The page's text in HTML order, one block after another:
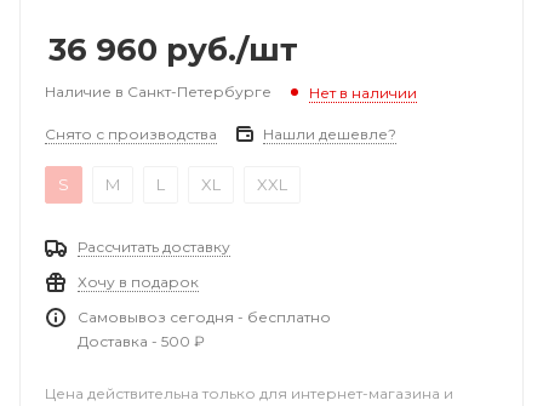
36 960 руб./шт
Наличие в Санкт-Петербурге Нет в наличии
Снято с производства Нашли дешевле?
S M L XL XXL
Рассчитать доставку
Хочу в подарок
Самовывоз сегодня - бесплатно
Доставка - 500 ₽
Цена действительна только для интернет-магазина и